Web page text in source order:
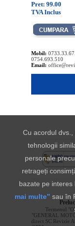
Pret: 99.00
TVA Inclus
Mobil:
0754.693.510
Email:
Termenul
"GENERAL
direct SC Revizie
Cu acordul
tehnologii
personale
retrageți
bazate pe
mai multe” sau în